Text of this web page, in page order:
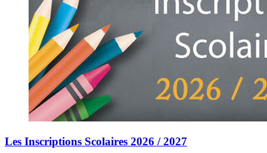
Les Inscriptions Scolaires 2026 / 2027